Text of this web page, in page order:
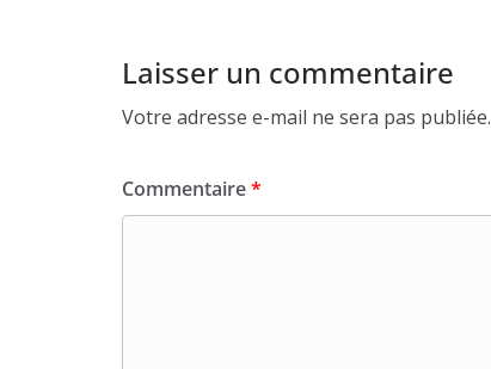
Laisser un commentaire
Votre adresse e-mail ne sera pas publiée.
Commentaire*